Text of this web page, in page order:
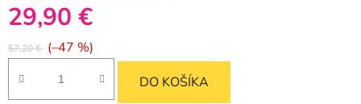
29,90 €
57,20 € (–47 %)
DO KOŠÍKA